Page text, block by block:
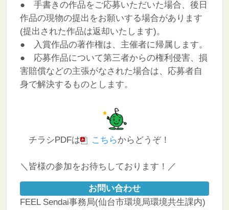
● 手書きの作品をご応募いただいた場合、後日
作品の現物の提出をお願いする場合があります
(提出された作品は返却いたします)。
● 入賞作品の著作権は、主催者に帰属します。
● 応募作品について第三者からの権利侵害、損
害賠償などの主張がなされた場合は、応募者自
身で解決するものとします。
チラシPDFは こちらからどうぞ！
＼皆様の参加をお待ちしております！／
お問い合わせ
FEEL Sendai事務局(仙台市環境局環境共生課内)